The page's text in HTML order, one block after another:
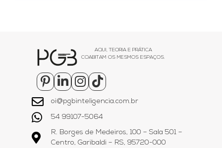
AQUI, TEORIA E PRÁTICA
COABITAM OS MESMOS ESPAÇOS.
oi@pgbinteligencia.com.br
54 99107-5064
R. Borges de Medeiros, 100 – Sala 501 –
Centro, Garibaldi – RS, 95720-000